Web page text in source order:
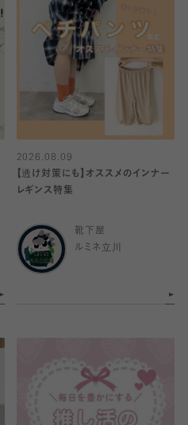
2026.08.09
【透け対策にも】オススメのインナー
レギンス特集
靴下屋
ルミネ立川